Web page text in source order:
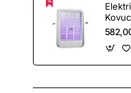
Sinek